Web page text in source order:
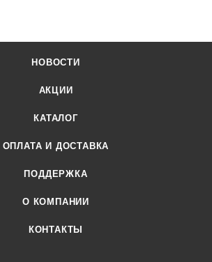
НОВОСТИ
АКЦИИ
КАТАЛОГ
ОПЛАТА И ДОСТАВКА
ПОДДЕРЖКА
О КОМПАНИИ
КОНТАКТЫ